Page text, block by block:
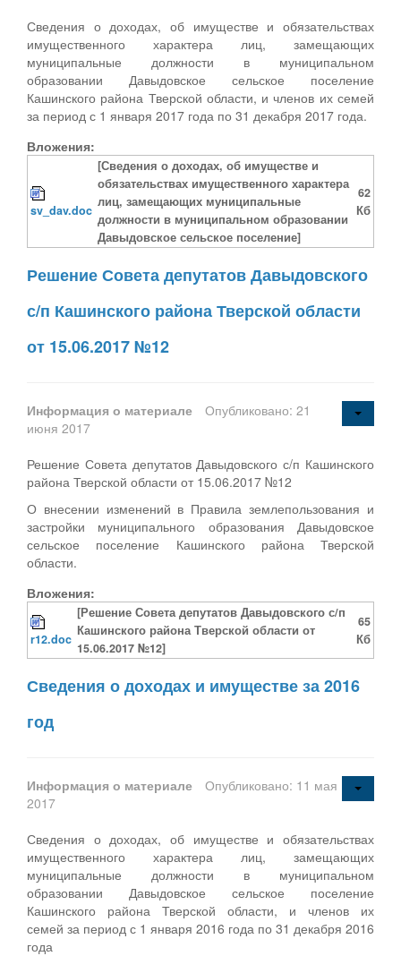
Сведения о доходах, об имуществе и обязательствах
имущественного характера лиц, замещающих
муниципальные должности в муниципальном
образовании Давыдовское сельское поселение
Кашинского района Тверской области, и членов их семей
за период с 1 января 2017 года по 31 декабря 2017 года.
Вложения:
sv_dav.doc
[Сведения о доходах, об имуществе и
обязательствах имущественного характера
лиц, замещающих муниципальные
должности в муниципальном образовании
Давыдовское сельское поселение]
62
Кб
Решение Совета депутатов Давыдовского
с/п Кашинского района Тверской области
от 15.06.2017 №12
Информация о материале
Опубликовано: 21
июня 2017
Решение Совета депутатов Давыдовского с/п Кашинского
района Тверской области от 15.06.2017 №12
О внесении изменений в Правила землепользования и
застройки муниципального образования Давыдовское
сельское поселение Кашинского района Тверской
области.
Вложения:
r12.doc
[Решение Совета депутатов Давыдовского с/п
Кашинского района Тверской области от
15.06.2017 №12]
65
Кб
Сведения о доходах и имуществе за 2016
год
Информация о материале
Опубликовано: 11 мая
2017
Сведения о доходах, об имуществе и обязательствах
имущественного характера лиц, замещающих
муниципальные должности в муниципальном
образовании Давыдовское сельское поселение
Кашинского района Тверской области, и членов их
семей за период с 1 января 2016 года по 31 декабря 2016
года